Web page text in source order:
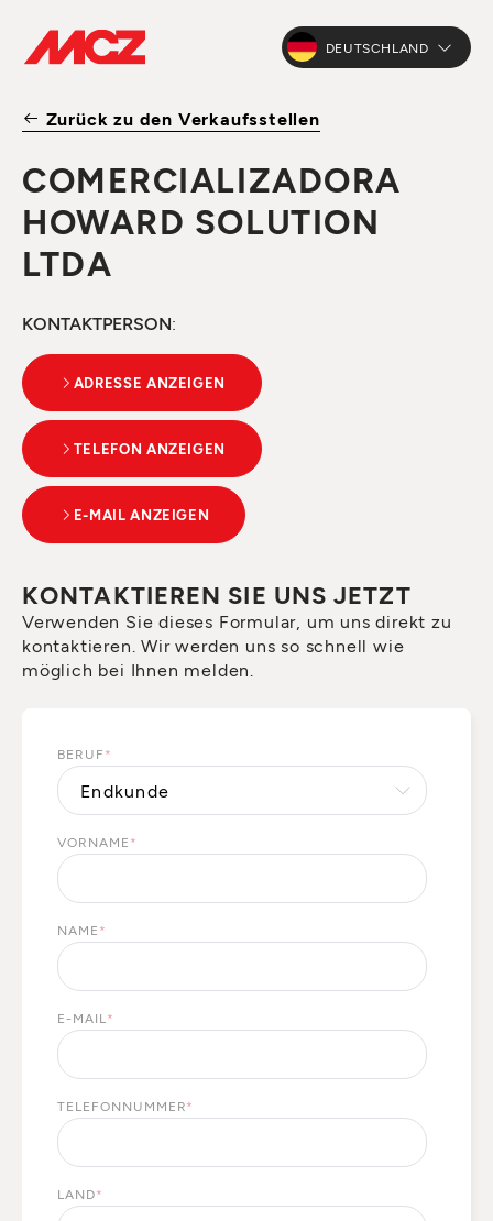
DEUTSCHLAND
Zurück zu den Verkaufsstellen
COMERCIALIZADORA
HOWARD SOLUTION
LTDA
KONTAKTPERSON:
ADRESSE ANZEIGEN
TELEFON ANZEIGEN
E-MAIL ANZEIGEN
KONTAKTIEREN SIE UNS JETZT
Verwenden Sie dieses Formular, um uns direkt zu
kontaktieren. Wir werden uns so schnell wie
möglich bei Ihnen melden.
BERUF *
VORNAME *
NAME *
E-MAIL *
TELEFONNUMMER*
LAND*